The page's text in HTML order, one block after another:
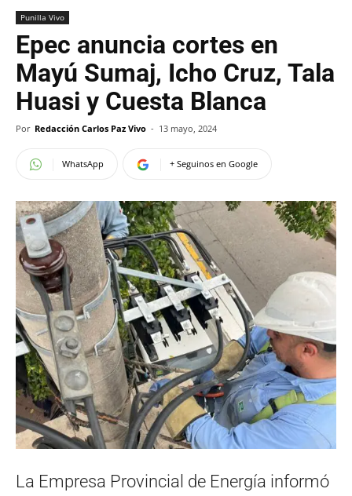
Punilla Vivo
Epec anuncia cortes en
Mayú Sumaj, Icho Cruz, Tala
Huasi y Cuesta Blanca
Por Redacción Carlos Paz Vivo - 13 mayo, 2024
WhatsApp + Seguinos en Google
La Empresa Provincial de Energía informó